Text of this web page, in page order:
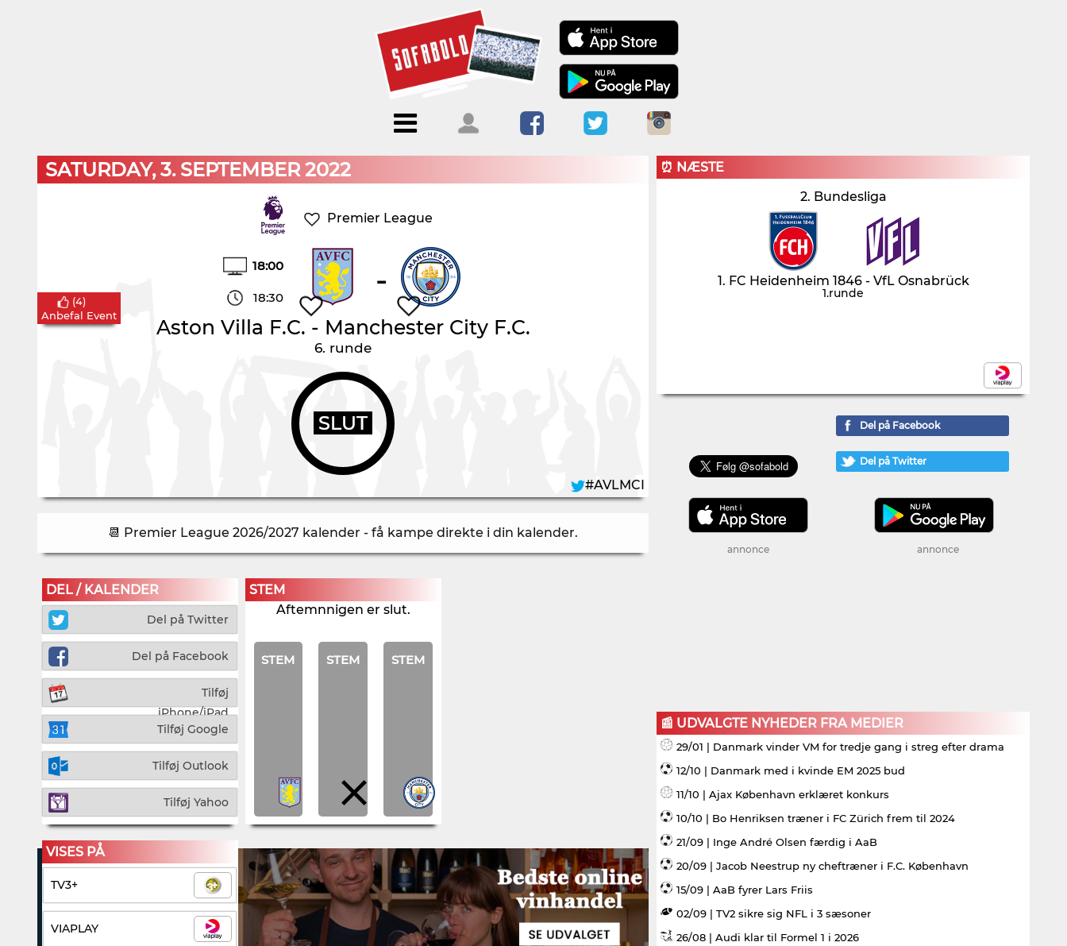
Menu
Forside Kalendere
Blogs
Om
Sofabold
Kontakt
Log ind
SATURDAY, 3. SEPTEMBER 2022
Premier League
18:00
18:30 -
Aston Villa F.C. - Manchester City F.C.
6. runde
SLUT
(4)
Anbefal Event
#AVLMCI
📆 Premier League 2026/2027 kalender - få kampe direkte i din kalender.
DEL / KALENDER
Del på Twitter
Del på Facebook
Tilføj
iPhone/iPad
Tilføj Google
Tilføj Outlook
Tilføj Yahoo
STEM
Aftemnnigen er slut.
STEM STEM STEM
VISES PÅ
TV3+
VIAPLAY
⏰ NÆSTE
2. Bundesliga
1. FC Heidenheim 1846 - VfL Osnabrück
1.runde
Del på Facebook
Del på Twitter
annonce annonce
📰 UDVALGTE NYHEDER FRA MEDIER
29/01 | Danmark vinder VM for tredje gang i streg efter drama
12/10 | Danmark med i kvinde EM 2025 bud
11/10 | Ajax København erklæret konkurs
10/10 | Bo Henriksen træner i FC Zürich frem til 2024
21/09 | Inge André Olsen færdig i AaB
20/09 | Jacob Neestrup ny cheftræner i F.C. København
15/09 | AaB fyrer Lars Friis
02/09 | TV2 sikre sig NFL i 3 sæsoner
26/08 | Audi klar til Formel 1 i 2026